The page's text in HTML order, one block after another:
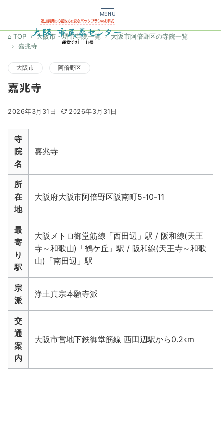
MENU
TOP 大阪市・堺市寺院一覧
大阪市阿倍野区の寺院一覧
嘉兆寺
大阪市 阿倍野区
嘉兆寺
2026年3月31日 2026年3月31日
寺
院
名
嘉兆寺
所
在
地
大阪府大阪市阿倍野区阪南町5-10-11
最
寄
り
駅
大阪メトロ御堂筋線「西田辺」駅 / 阪和線(天王
寺～和歌山)「鶴ケ丘」駅 / 阪和線(天王寺～和歌
山)「南田辺」駅
宗
派
浄土真宗本願寺派
交
通
案
内
大阪市営地下鉄御堂筋線 西田辺駅から0.2km